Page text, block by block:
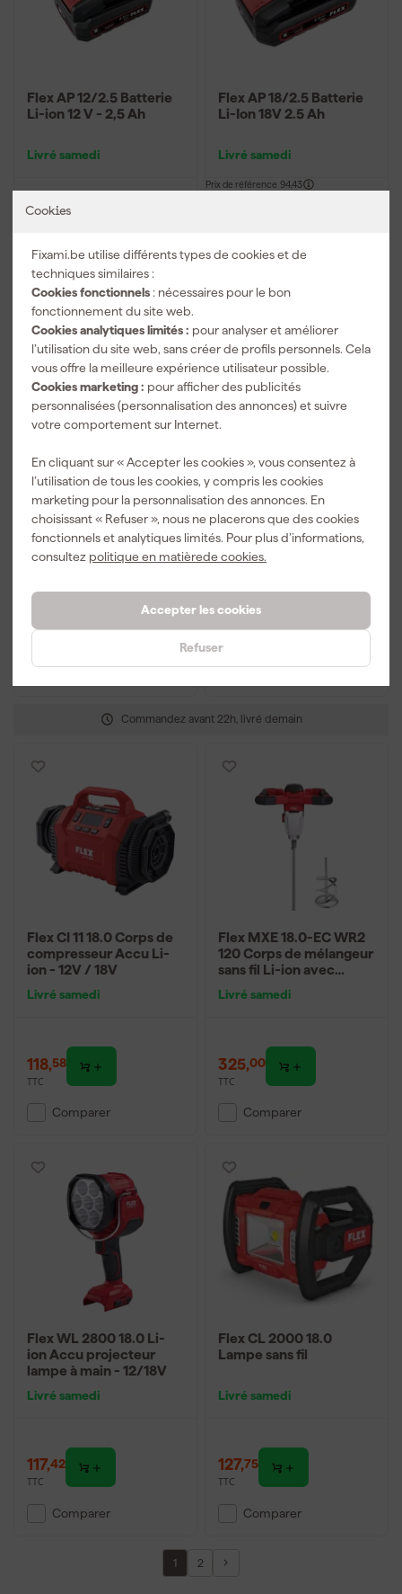
Cookies
Fixami.be utilise différents types de cookies et de
techniques similaires :
Cookies fonctionnels : nécessaires pour le bon
fonctionnement du site web.
Cookies analytiques limités : pour analyser et améliorer
l’utilisation du site web, sans créer de profils personnels. Cela
vous offre la meilleure expérience utilisateur possible.
Cookies marketing : pour afficher des publicités
personnalisées (personnalisation des annonces) et suivre
votre comportement sur Internet.
En cliquant sur « Accepter les cookies », vous consentez à
l’utilisation de tous les cookies, y compris les cookies
marketing pour la personnalisation des annonces. En
choisissant « Refuser », nous ne placerons que des cookies
fonctionnels et analytiques limités. Pour plus d’informations,
consultez politique en matièrede cookies.
Accepter les cookies
Refuser
Commandez avant 22h, livré demain
Flex AP 12/2.5 Batterie
Li-ion 12 V - 2,5 Ah
Livré samedi
Comparer
Flex AP 18/2.5 Batterie
Li-Ion 18V 2.5 Ah
Livré samedi
Prix de référence 94,43
TTC
Flex AP 12/5.0 12 V
batterie 5,0 Ah
Livré samedi
73
Flex DCG L 26-6 230
Découpeuse
Livré samedi
Flex CI 11 18.0 Corps de
compresseur Accu Li-
ion - 12V / 18V
Livré samedi
118,58
TTC
Comparer
Flex MXE 18.0-EC WR2
120 Corps de mélangeur
sans fil Li-ion avec
à 3 niveaux - 2 vitesses -
Livré samedi
325,00
TTC
Comparer
Flex WL 2800 18.0 Li-
ion Accu projecteur
lampe à main - 12/18V
Livré samedi
117,42
TTC
Comparer
Flex CL 2000 18.0
Lampe sans fil
Livré samedi
127,75
TTC
Comparer
1 2